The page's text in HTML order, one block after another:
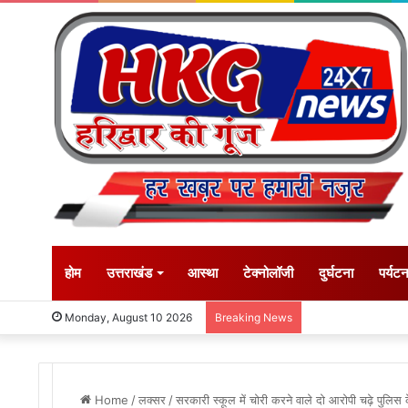
होम उत्तराखंड आस्था टेक्नोलॉजी दुर्घटना पर्यटन
Monday, August 10 2026 Breaking News
Home /लक्सर/सरकारी स्कूल में चोरी करने वाले दो आरोपी चढ़े